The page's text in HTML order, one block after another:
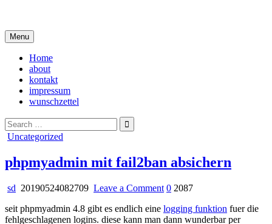
content
Menu
Home
about
kontakt
impressum
wunschzettel
Search
for:
Posted
Uncategorized
phpmyadmin mit fail2ban absichern
sd 20190524082709 Leave a Commenton
mit
fail2ban
0 2087
seit phpmyadmin 4.8 gibt es endlich eine logging funktion fuer die
fehlgeschlagenen logins. diese kann man dann wunderbar per